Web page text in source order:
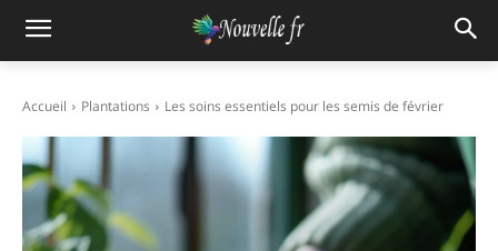
Accueil Plantations Les soins essentiels pour les semis de février